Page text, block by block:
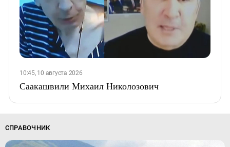
10:45, 10 августа 2026
Саакашвили Михаил Николозович
СПРАВОЧНИК